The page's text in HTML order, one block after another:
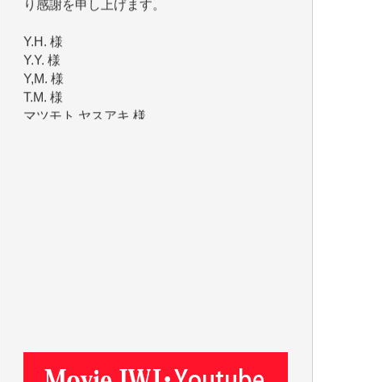
Y.H. 様
Y,M. 様
T.M. 様
マツモト ヤスアキ 様
マシオン 恵美香 様
岩井 祐子 様
ASAKO TAKAESU 様